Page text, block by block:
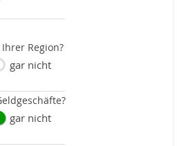
Region?
gar nicht
gar nicht